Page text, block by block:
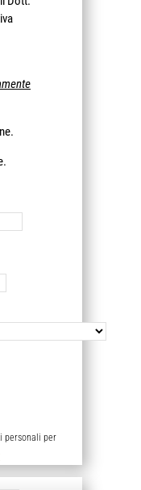
personali per